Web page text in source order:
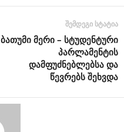
შემდეგი სტატია
ბათუმი მერი – სტუდენტური
პარლამენტის
დამფუძნებლებსა და
წევრებს შეხვდა